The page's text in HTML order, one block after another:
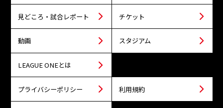
見どころ・試合レポート チケット
動画 スタジアム
LEAGUE ONEとは
プライバシーポリシー 利用規約